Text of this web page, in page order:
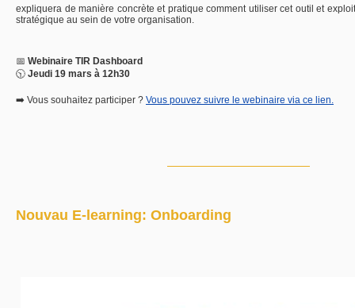
expliquera de manière concrète et pratique comment utiliser cet outil et
stratégique au sein de votre organisation.
📅 Webinaire TIR Dashboard
🕥 Jeudi 19 mars à 12h30
➡️ Vous souhaitez participer ? Vous pouvez suivre le webinaire via ce lien.
Nouvau E-learning: Onboarding